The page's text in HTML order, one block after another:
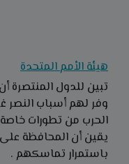
هيئة الأمم المتحدة
تبين للدول
وفر لهم أسباب النصر
الحرب من تطورات
يقين أن المحافظة على
باستمرار تماسكهم .